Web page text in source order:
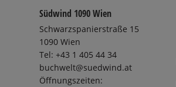
Südwind 1090 Wien
Schwarzspanierstraße 15
1090 Wien
Tel: +43 1 405 44 34
buchwelt@suedwind.at
Öffnungszeiten: